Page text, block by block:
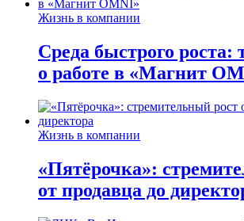
Жизнь в компании
Среда быстрого роста:
о работе в «Магнит
Жизнь в компании
«Пятёрочка»:
от продавца до